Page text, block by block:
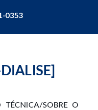
0353
TÉCNICA/SOBRE O